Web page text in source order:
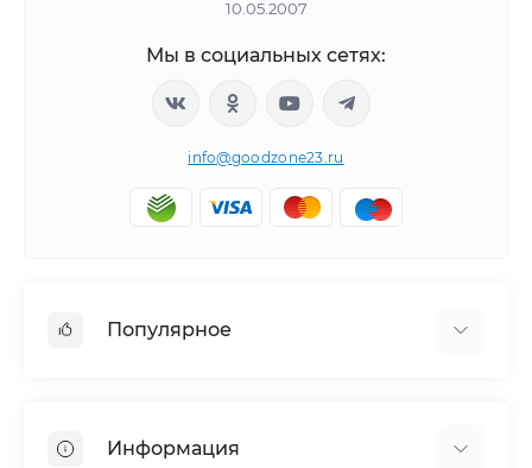
10.05.2007
Мы в социальных сетях:
info@goodzone23.ru
Популярное
Сушильные машины
Информация